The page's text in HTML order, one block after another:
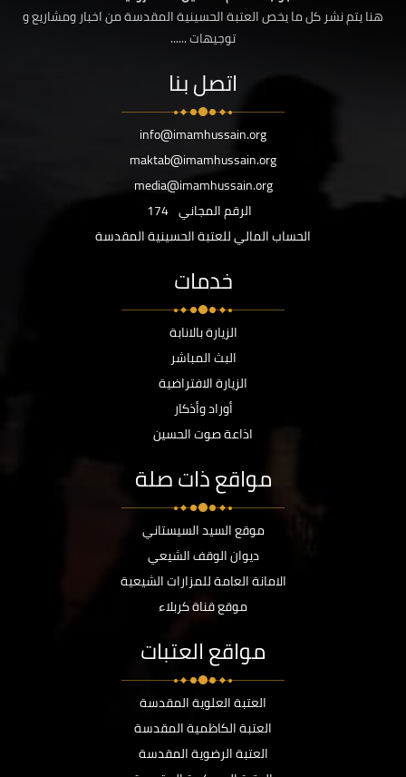
هنا يتم نشر كل ما يخص العتبة الحسينية المقدسة من اخبار ومشاريع و
توجيهات ......
اتصل بنا
info@imamhussain.org
maktab@imamhussain.org
media@imamhussain.org
الرقم المجاني 174
الحساب المالي للعتبة الحسينية المقدسة
خدمات
الزيارة بالانابة
البث المباشر
الزيارة الافتراضية
أوراد وأذكار
اذاعة صوت الحسين
مواقع ذات صلة
موقع السيد السيستاني
ديوان الوقف الشيعي
الامانة العامة للمزارات الشيعية
موقع قناة كربلاء
مواقع العتبات
العتبة العلوية المقدسة
العتبة الكاظمية المقدسة
العتبة الرضوية المقدسة